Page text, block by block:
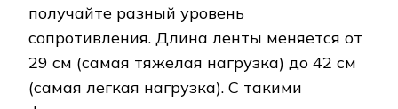
получайте разный уровень
сопротивления. Длина ленты меняется от
29 см (самая тяжелая нагрузка) до 42 см
(самая легкая нагрузка). С такими